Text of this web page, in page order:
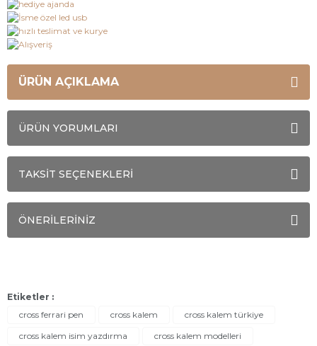
ÜRÜN AÇIKLAMA
ÜRÜN YORUMLARI
TAKSİT SEÇENEKLERİ
ÖNERİLERİNİZ
Etiketler :
cross ferrari pen
cross kalem
cross kalem türkiye
cross kalem isim yazdırma
cross kalem modelleri